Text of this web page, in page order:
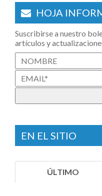
HOJA
Suscribirse a nuestro
artículos y
EN EL SITIO
ÚLTIMO